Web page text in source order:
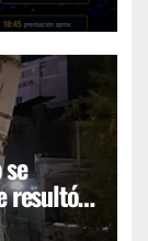
resultó